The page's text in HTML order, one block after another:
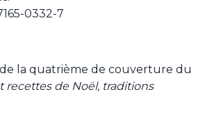
0332-7
la quatrième de couverture du
recettes de Noël, traditions